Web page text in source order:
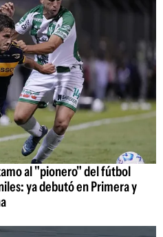
al "pionero" del fútbol
ya debutó en Primera y